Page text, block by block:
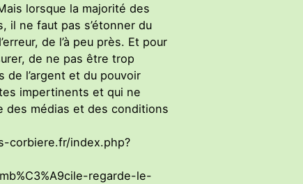
lorsque la majorité des
il ne faut pas s’étonner du
de l’à peu près. Et pour
de ne pas être trop
de l’argent et du pouvoir
impertinents et qui ne
des médias et des conditions
corbiere.fr/index.php?
regarde-le-